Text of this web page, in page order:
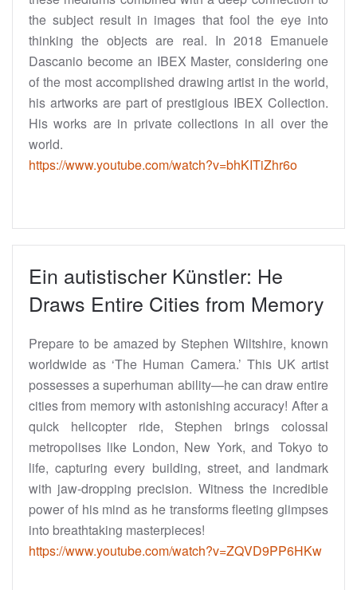
the subject result in images that fool the eye into
thinking the objects are real. In 2018 Emanuele
Dascanio become an IBEX Master, considering one
of the most accomplished drawing artist in the world,
his artworks are part of prestigious IBEX Collection.
His works are in private collections in all over the
world.
https://www.youtube.com/watch?v=bhKITiZhr6o
Ein autistischer Künstler: He
Draws Entire Cities from Memory
Prepare to be amazed by Stephen Wiltshire, known
worldwide as ‘The Human Camera.’ This UK artist
possesses a superhuman ability—he can draw entire
cities from memory with astonishing accuracy! After a
quick helicopter ride, Stephen brings colossal
metropolises like London, New York, and Tokyo to
life, capturing every building, street, and landmark
with jaw-dropping precision. Witness the incredible
power of his mind as he transforms fleeting glimpses
into breathtaking masterpieces!
https://www.youtube.com/watch?v=ZQVD9PP6HKw